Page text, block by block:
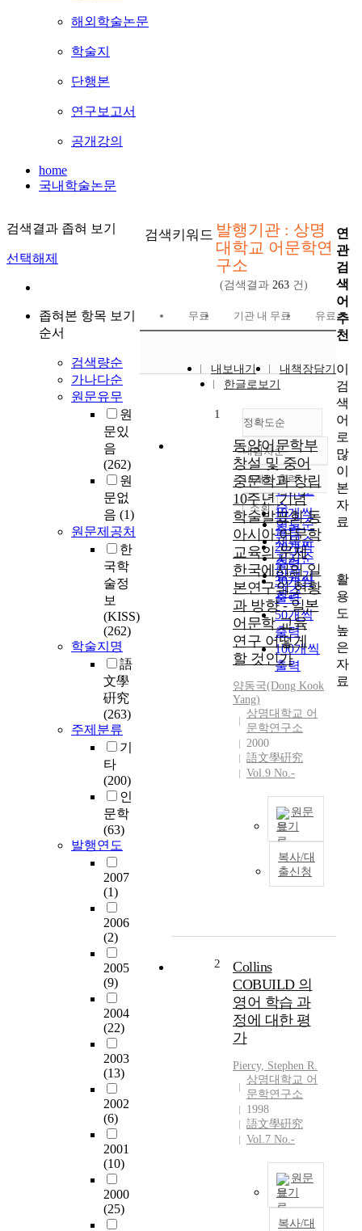
해외학술논문
학술지
단행본
연구보고서
공개강의
home
국내학술논문
검색결과 좁혀 보기
선택해제
좁혀본 항목 보기
순서
검색량순
가나다순
원문유무
원
문있
음
(262)
원
문없
음 (1)
원문제공처
한
국학
술정
보
(KISS)
(262)
학술지명
語
文學
硏究
(263)
주제분류
기
타
(200)
인
문학
(63)
발행연도
2007
(1)
2006
(2)
2005
(9)
2004
(22)
2003
(13)
2002
(6)
2001
(10)
2000
(25)
검색키워드 발행기관 : 상명
대학교 어문학연
구소
(검색결과 263 건)
무료 기관 내 무료 유료
내보내기
내책장담기
한글로보기
정확도순
정확도
순
인기도
순
연도순
제목순
저자순
발행기
관순
내림차순
내림차순
10개씩 출력
10개씩
출력
20개씩
출력
30개씩
출력
50개씩
출력
100개씩
출력
조회
1
동양어문학부
창설 및 중어
중문학과 창립
10주년 기념
학술발표회 동
아시아 어문학
교육의 문제
한국에서의 일
본연구의 현황
과 방향 - 일본
어문학 교육
연구 어떻게
할 것인가
양동국(Dong Kook
Yang)
상명대학교 어
문학연구소
2000
語文學硏究
Vol.9 No.-
원문
보기
복사/대
출신청
2
Collins
COBUILD 의
영어 학습 과
정에 대한 평
가
Piercy, Stephen R.
상명대학교 어
문학연구소
1998
語文學硏究
Vol.7 No.-
원문
보기
복사/대
연
관
검
색
어
추
천
이
검
색
어
로
많
이
본
자
료
활
용
도
높
은
자
료